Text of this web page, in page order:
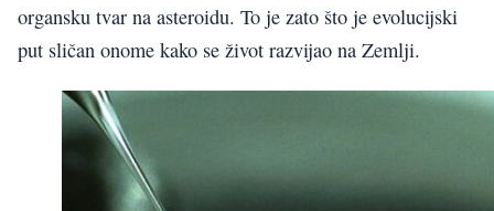
organsku tvar na asteroidu. To je zato što je evolucijski
put sličan onome kako se život razvijao na Zemlji.